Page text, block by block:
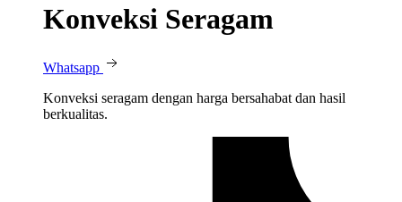
Konveksi Seragam
Whatsapp
Konveksi seragam dengan harga bersahabat dan hasil
berkualitas.